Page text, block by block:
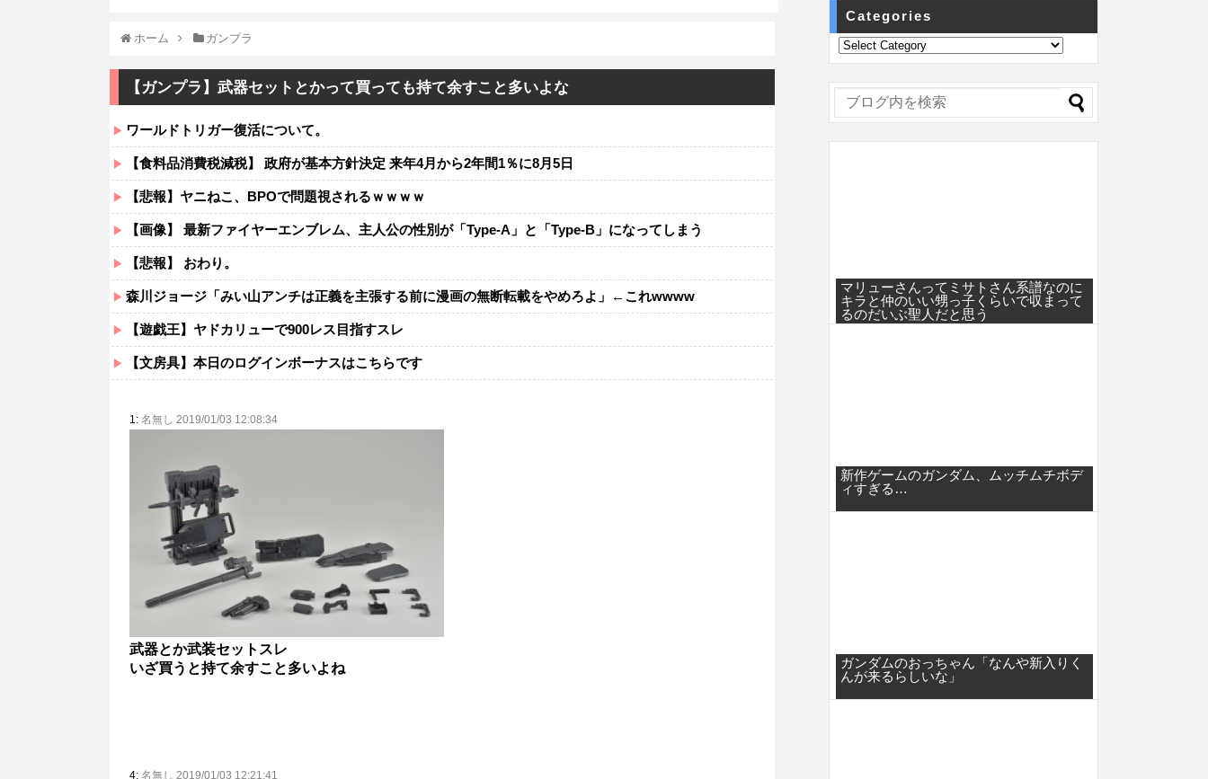
ホーム ガンプラ
【ガンプラ】武器セットとかって買っても持て余すこと多いよな
ワールドトリガー復活について。
【食料品消費税減税】 政府が基本方針決定 来年4月から2年間1％に8月5日
【悲報】ヤニねこ、BPOで問題視されるｗｗｗｗ
【画像】 最新ファイヤーエンブレム、主人公の性別が「Type-A」と「Type-B」になってしまう
【悲報】 おわり。
森川ジョージ「みい山アンチは正義を主張する前に漫画の無断転載をやめろよ」←これwwww
【遊戯王】ヤドカリューで900レス目指すスレ
【文房具】本日のログインボーナスはこちらです
1: 名無し 2019/01/03 12:08:34
武器とか武装セットスレ
いざ買うと持て余すこと多いよね
4: 名無し 2019/01/03 12:21:41
Categories
マリューさんってミサトさん系譜なのに
キラと仲のいい甥っ子くらいで収まって
るのだいぶ聖人だと思う
新作ゲームのガンダム、ムッチムチボデ
ィすぎる…
ガンダムのおっちゃん「なんや新入りく
んが来るらしいな」